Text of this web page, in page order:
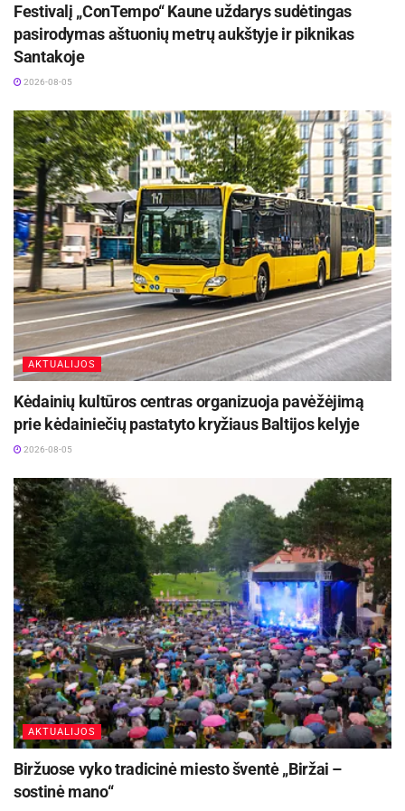
Festivalį „ConTempo“ Kaune uždarys sudėtingas
pasirodymas aštuonių metrų aukštyje ir piknikas
Santakoje
2026-08-05
AKTUALIJOS
Kėdainių kultūros centras organizuoja pavėžėjimą
prie kėdainiečių pastatyto kryžiaus Baltijos kelyje
2026-08-05
AKTUALIJOS
Biržuose vyko tradicinė miesto šventė „Biržai –
sostinė mano“